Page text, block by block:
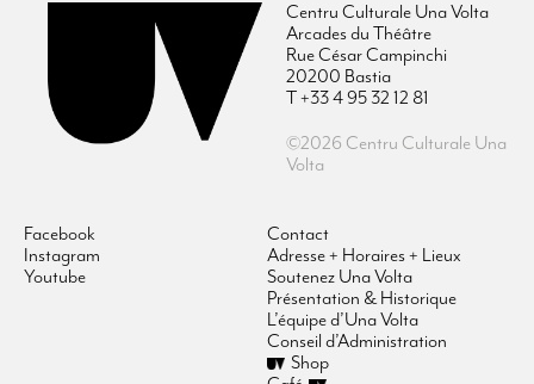
Centru Culturale Una Volta
Arcades du Théâtre
Rue César Campinchi
20200 Bastia
T +33 4 95 32 12 81
©2026 Centru Culturale Una
Volta
Facebook
Instagram
Youtube
Contact
Adresse + Horaires + Lieux
Soutenez Una Volta
Présentation & Historique
L’équipe d’Una Volta
Conseil d’Administration
Shop